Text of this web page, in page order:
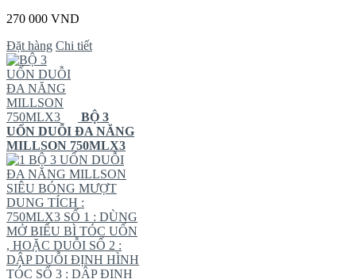
270 000 VND
Đặt hàng Chi tiết
BỘ 3
UỐN DUỖI ĐA NĂNG
MILLSON 750MLX3
BỘ 3 UỐN DUỖI
ĐA NĂNG MILLSON
SIÊU BÓNG MƯỢT
DUNG TÍCH :
750MLX3 SỐ 1 : DÙNG
MỞ BIỂU BÌ TÓC UỐN
, HOẶC DUỖI SỐ 2 :
DẬP DUỖI ĐỊNH HÌNH
TÓC SỐ 3 : DẬP ĐỊNH